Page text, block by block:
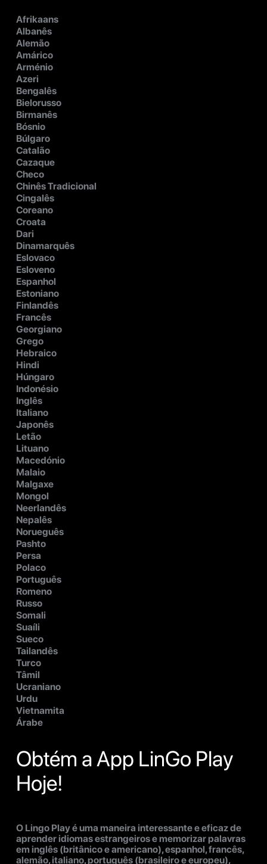
Afrikaans
Albanês
Alemão
Amárico
Arménio
Azeri
Bengalês
Bielorusso
Birmanês
Bósnio
Búlgaro
Catalão
Cazaque
Checo
Chinês Tradicional
Cingalês
Coreano
Croata
Dari
Dinamarquês
Eslovaco
Esloveno
Espanhol
Estoniano
Finlandês
Francês
Georgiano
Grego
Hebraico
Hindi
Húngaro
Indonésio
Inglês
Italiano
Japonês
Letão
Lituano
Macedónio
Malaio
Malgaxe
Mongol
Neerlandês
Nepalês
Norueguês
Pashto
Persa
Polaco
Português
Romeno
Russo
Somali
Suaíli
Sueco
Tailandês
Turco
Tâmil
Ucraniano
Urdu
Vietnamita
Árabe
Obtém a App LinGo Play
Hoje!
O Lingo Play é uma maneira interessante e eficaz de
aprender idiomas estrangeiros e memorizar palavras
em inglês (britânico e americano), espanhol, francês,
alemão, italiano, português (brasileiro e europeu),